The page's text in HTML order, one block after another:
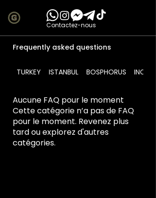
Contactez-nous
Frequently asked questions
TURKEY ISTANBUL BOSPHORUS
Aucune FAQ pour le moment
Cette catégorie n’a pas de FAQ
pour le moment. Revenez plus
tard ou explorez d'autres
catégories.